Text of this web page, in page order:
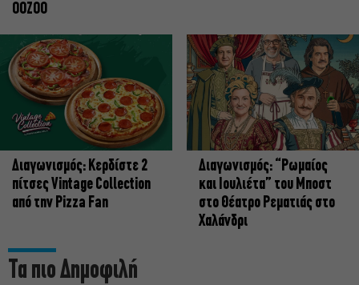
OOZOO
Διαγωνισμός: Κερδίστε 2
πίτσες Vintage Collection
από την Pizza Fan
Διαγωνισμός: “Ρωμαίος
και Ιουλιέτα” του Μποστ
στο Θέατρο Ρεματιάς στο
Χαλάνδρι
Τα πιο Δημοφιλή